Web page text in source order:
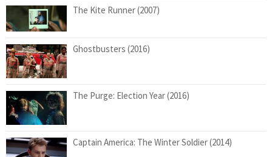
The Kite Runner (2007)
Ghostbusters (2016)
The Purge: Election Year (2016)
Captain America: The Winter Soldier (2014)